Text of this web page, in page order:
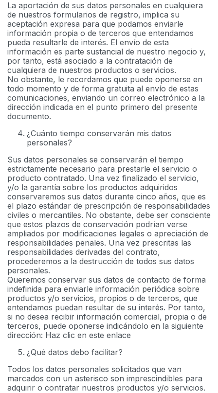
La aportación de sus datos personales en cualquiera
de nuestros formularios de registro, implica su
aceptación expresa para que podamos enviarle
información propia o de terceros que entendamos
pueda resultarle de interés. El envío de esta
información es parte sustancial de nuestro negocio y,
por tanto, está asociado a la contratación de
cualquiera de nuestros productos o servicios.
No obstante, le recordamos que puede oponerse en
todo momento y de forma gratuita al envío de estas
comunicaciones, enviando un correo electrónico a la
dirección indicada en el punto primero del presente
documento.
¿Cuánto tiempo conservarán mis datos
personales?
Sus datos personales se conservarán el tiempo
estrictamente necesario para prestarle el servicio o
producto contratado. Una vez finalizado el servicio,
y/o la garantía sobre los productos adquiridos
conservaremos sus datos durante cinco años, que es
el plazo estándar de prescripción de responsabilidades
civiles o mercantiles. No obstante, debe ser consciente
que estos plazos de conservación podrían verse
ampliados por modificaciones legales o apreciación de
responsabilidades penales. Una vez prescritas las
responsabilidades derivadas del contrato,
procederemos a la destrucción de todos sus datos
personales.
Queremos conservar sus datos de contacto de forma
indefinida para enviarle información periódica sobre
productos y/o servicios, propios o de terceros, que
entendamos puedan resultar de su interés. Por tanto,
si no desea recibir información comercial, propia o de
terceros, puede oponerse indicándolo en la siguiente
dirección: Haz clic en este enlace
¿Qué datos debo facilitar?
Todos los datos personales solicitados que van
marcados con un asterisco son imprescindibles para
adquirir o contratar nuestros productos y/o servicios.